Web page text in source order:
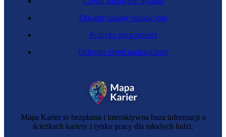
Mapa Karier to bezpłatna i interaktywna baza informacji o
ścieżkach kariery i rynku pracy dla młodych ludzi.
Otwarte zasoby edukacyjne
Polityka prywatności
Ochrona przed nadużyciami